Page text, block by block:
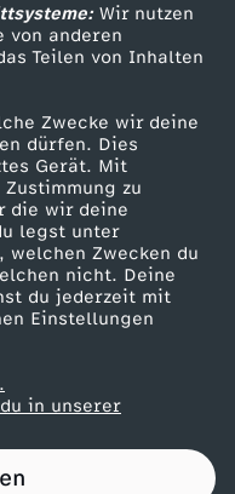
Wir nutzen
von anderen
Teilen von Inhalten
Zwecke wir deine
dürfen. Dies
Gerät. Mit
zu
die wir deine
legst unter
Zwecken du
nicht. Deine
du jederzeit mit
Einstellungen
in unserer